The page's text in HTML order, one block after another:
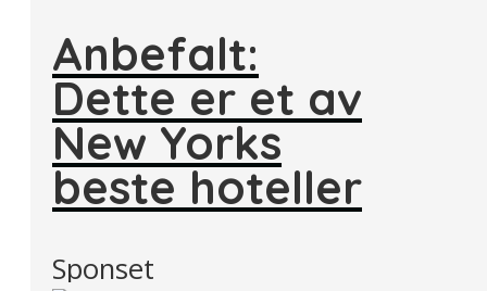
Anbefalt:
Dette er et av
New Yorks
beste hoteller
Sponset